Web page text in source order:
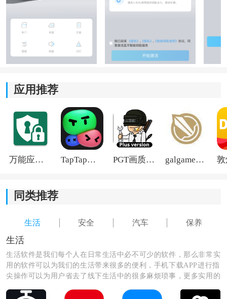
*可以通过连接汽车内部设备，远程启动车辆、开关车
窗、天窗等操作，方便快捷。
*了解到车辆的油耗情况、里程数、速度等信息，帮助管
理车辆并节省油费。
*获取最新的汽车资讯，软件更新了车辆的新功能、维修
保养等相关信息，让用户了解车辆动态。
*方便易用，据自己的需求随时选择操作功能，灵活控制
汽车，提升了车辆的使用便捷度。
应用推荐
万能应用隐藏 TapTap国际版2026 PGT画质助手旧版 galgame游戏盒子2026
同类推荐
生活 安全 汽车 保养
生活
生活软件是我们每个人在日常生活中必不可少的软件，那么非常实
用的软件可以为我们的生活带来很多的便利，手机下载APP进行指
尖操作可以为用户省去了线下生活中的很多麻烦琐事，更多实用的